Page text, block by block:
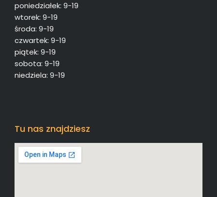
poniedziałek: 9-19
wtorek: 9-19
środa: 9-19
czwartek: 9-19
piątek: 9-19
sobota: 9-19
niedziela: 9-19
Tu nas znajdziesz